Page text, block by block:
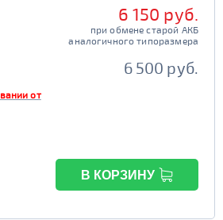
6 150 руб.
при обмене старой АКБ
аналогичного типоразмера
6 500 руб.
от
В КОРЗИНУ